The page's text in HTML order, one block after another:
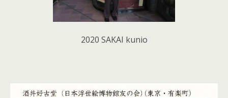
2020 SAKAI kunio